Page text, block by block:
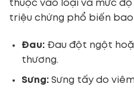
thuộc vào loại và mức
triệu chứng phổ biến bao
Đau:Đau đột ngột
thương.
Sưng:Sưng tấy do